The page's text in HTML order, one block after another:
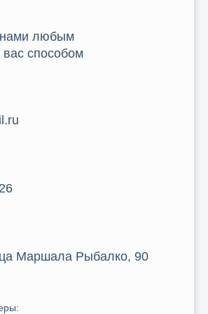
нами любым
способом
Маршала Рыбалко, 90